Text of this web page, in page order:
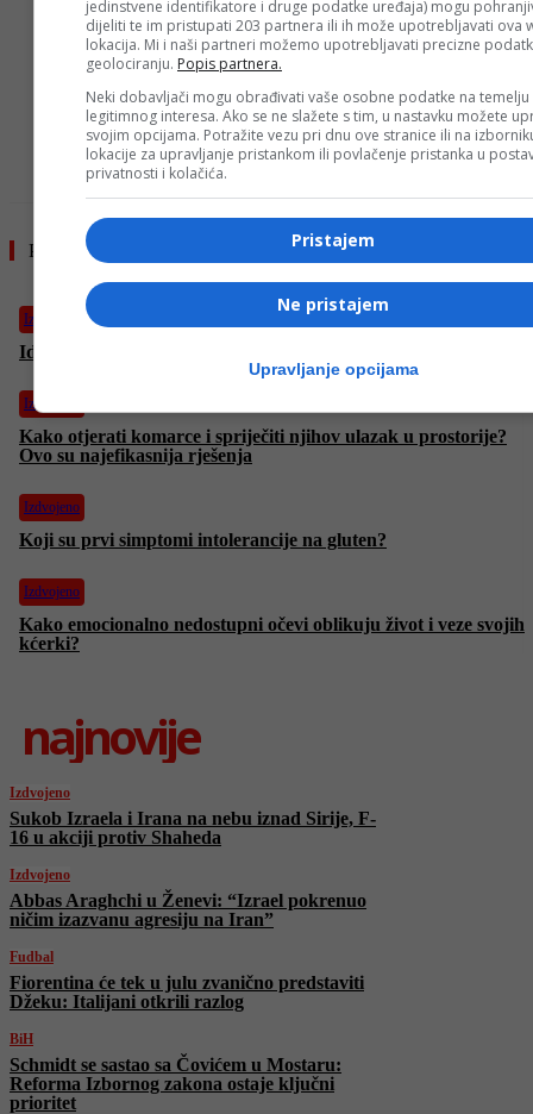
- OGLAS -
Pročitajte još
Izdvojeno
Ideja za ručak – musaka! Idealna i za porodična okupljanja
Izdvojeno
Kako otjerati komarce i spriječiti njihov ulazak u prostorije?
Ovo su najefikasnija rješenja
Izdvojeno
Koji su prvi simptomi intolerancije na gluten?
Izdvojeno
Kako emocionalno nedostupni očevi oblikuju život i veze svojih
kćerki?
najnovije
Izdvojeno
Sukob Izraela i Irana na nebu iznad Sirije, F-
16 u akciji protiv Shaheda
Izdvojeno
Abbas Araghchi u Ženevi: “Izrael pokrenuo
ničim izazvanu agresiju na Iran”
Fudbal
Fiorentina će tek u julu zvanično predstaviti
Džeku: Italijani otkrili razlog
BiH
Schmidt se sastao sa Čovićem u Mostaru:
Reforma Izbornog zakona ostaje ključni
prioritet
jedinstvene identifikatore i druge podatke uređaja) mogu
dijeliti te im pristupati 203 partnera ili ih može upotrebljavati ova
lokacija. Mi i naši partneri možemo upotrebljavati precizne
geolociranju. Popis partnera.
Neki dobavljači mogu obrađivati vaše osobne podatke na temelju
legitimnog interesa. Ako se ne slažete s tim, u nastavku možete
svojim opcijama. Potražite vezu pri dnu ove stranice ili na
lokacije za upravljanje pristankom ili povlačenje pristanka u
privatnosti i kolačića.
Pristajem
Ne pristajem
Upravljanje opcijama